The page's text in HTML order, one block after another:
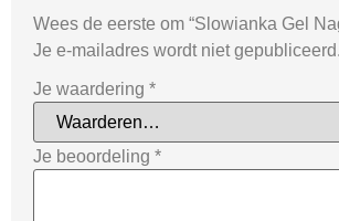
Wees de eerste om “Slowianka Gel
Je e-mailadres wordt niet gepubliceerd.
Je waardering *
Je beoordeling *